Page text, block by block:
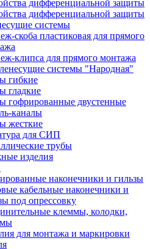
дифференциальной защиты
дифференциальной защиты
системы
скоба пластиковая для прямого
клипса для прямого монтажа
системы "Народная"
гибкие
гладкие
гофрированные двустенные
каналы
жесткие
для СИП
трубы
изделия
наконечники и гильзы
кабельные наконечники и
под опрессовку
клеммы, колодки,
для монтажа и маркировки